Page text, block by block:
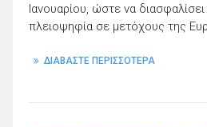
Ιανουαρίου, ώστε να
πλειοψηφία σε μετόχους της
ΔΙΑΒΑΣΤΕ ΠΕΡΙΣΣΟΤΕΡΑ